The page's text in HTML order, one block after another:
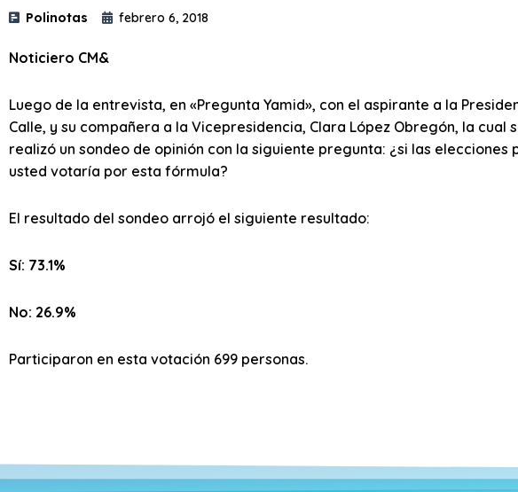
Polinotas febrero 6, 2018
Noticiero CM&
Luego de la entrevista, en «Pregunta Yamid», con el aspirante a la
Calle, y su compañera a la Vicepresidencia, Clara López Obregón, la cual
realizó un sondeo de opinión con la siguiente pregunta: ¿si las elecciones
usted votaría por esta fórmula?
El resultado del sondeo arrojó el siguiente resultado:
Sí: 73.1%
No: 26.9%
Participaron en esta votación 699 personas.